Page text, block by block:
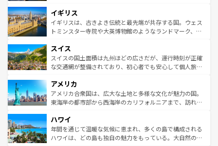
いる。シャンパンの発祥地であるランス、プロヴァンスの
香り高いラベンダー畑など、多彩な楽しみ方が可能だ。さ
らに、パリ以外の地域にも魅力が溢れており、どの街角に
れる地方に足を運ぶとそれぞれで全く異なる文化を体験で
きるだろう。 なお、新着のフランス情報はコンテンツ一覧
を参照してほしい。
顔を持つこの国は、どこを歩いても飽きることがない。ベ
ルリンの文化的活気、バイエルン州のアルプスの絶景、そ
してライン川沿いのワイン畑といった風景は必見。ビール
は、お酒好きな人にはぜひ体験してほしい。 なお、新着の
ドイツ情報はコンテンツ一覧を参照してほしい。
イギリス
イギリスは、古きよき伝統と最先端が共存する国。ウェス
トミンスター寺院や大英博物館のようなランドマーク、歴
リアごとに異なる魅力がある。また、優雅なアフタヌーン
ティー、ビール好きにはたまらない英国パブ、サッカー観
戦など、本場だからこそできる体験も豊富。イギリスを旅
ンツ一覧を参照してほしい。
スイス
スイスの国土面積は九州ほどの広さだが、運行時刻が正確
な交通網が整備されており、初心者でも安心して個人旅行
の建物がそのまま残る町や、スイスならではのユニークな
博物館もあり、アルプス観光だけでなく町歩きも満喫する
ことができる。国民の所得が高いため物価も高いが、旅行
ば市内交通費無料で観光を楽しむこともできる。 なお、新
着のスイス情報はコンテンツ一覧 を参照してほしい。
アメリカ
アメリカ合衆国は、広大な土地と多様な文化が魅力の国。
東海岸の都市部から西海岸のカリフォルニアまで、訪れる
のような巨大都市は、観光、ショッピング、エンターテイ
ンメントが詰まった刺激的なスポットだ。一方、アメリカ
西部には大自然が広がり、グランドキャニオンやイエロー
ハワイ
年間を通じて温暖な気候に恵まれ、多くの島で構成される
ハワイは、どの島も独自の魅力をもっている。大自然の神